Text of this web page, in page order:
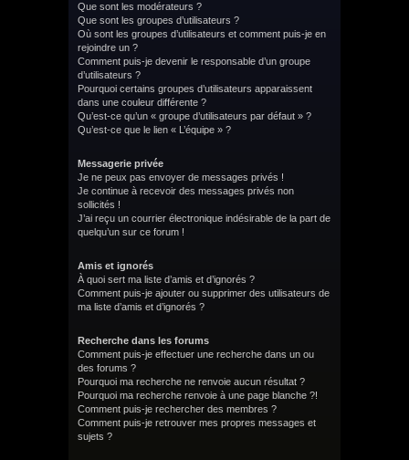
Que sont les modérateurs ?
Que sont les groupes d’utilisateurs ?
Où sont les groupes d’utilisateurs et comment puis-je en
rejoindre un ?
Comment puis-je devenir le responsable d’un groupe
d’utilisateurs ?
Pourquoi certains groupes d’utilisateurs apparaissent
dans une couleur différente ?
Qu’est-ce qu’un « groupe d’utilisateurs par défaut » ?
Qu’est-ce que le lien « L’équipe » ?
Messagerie privée
Je ne peux pas envoyer de messages privés !
Je continue à recevoir des messages privés non
sollicités !
J’ai reçu un courrier électronique indésirable de la part de
quelqu’un sur ce forum !
Amis et ignorés
À quoi sert ma liste d’amis et d’ignorés ?
Comment puis-je ajouter ou supprimer des utilisateurs de
ma liste d’amis et d’ignorés ?
Recherche dans les forums
Comment puis-je effectuer une recherche dans un ou
des forums ?
Pourquoi ma recherche ne renvoie aucun résultat ?
Pourquoi ma recherche renvoie à une page blanche ?!
Comment puis-je rechercher des membres ?
Comment puis-je retrouver mes propres messages et
sujets ?